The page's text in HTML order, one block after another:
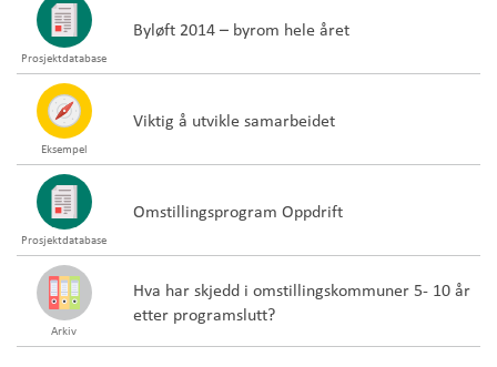
Prosjektdatabase
Byløft 2014 – byrom hele året
Eksempel
Viktig å utvikle samarbeidet
Prosjektdatabase
Omstillingsprogram Oppdrift
Arkiv
Hva har skjedd i omstillingskommuner 5- 10 år
etter programslutt?